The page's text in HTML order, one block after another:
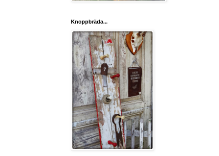
Knoppbräda...